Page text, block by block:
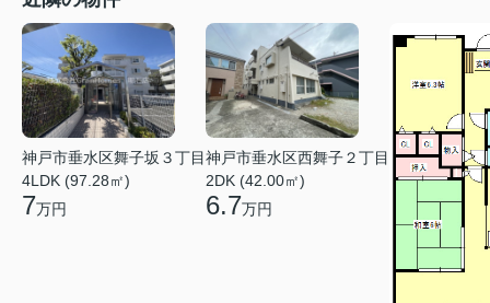
神戸市垂水区舞子坂３丁目
4LDK (97.28㎡)
7万円
神戸市垂水区西舞子２丁目
2DK (42.00㎡)
6.7万円